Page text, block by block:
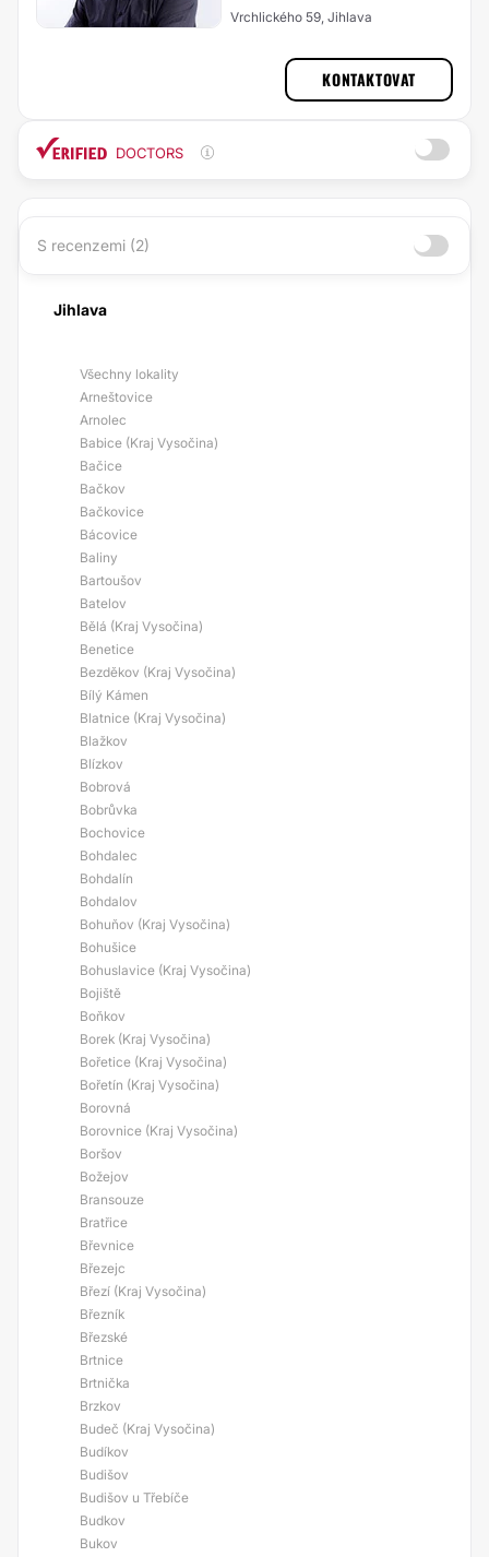
Vrchlického 59, Jihlava
KONTAKTOVAT
DOCTORS
S recenzemi (2)
Jihlava
Všechny lokality
Arneštovice
Arnolec
Babice (Kraj Vysočina)
Bačice
Bačkov
Bačkovice
Bácovice
Baliny
Bartoušov
Batelov
Bělá (Kraj Vysočina)
Benetice
Bezděkov (Kraj Vysočina)
Bílý Kámen
Blatnice (Kraj Vysočina)
Blažkov
Blízkov
Bobrová
Bobrůvka
Bochovice
Bohdalec
Bohdalín
Bohdalov
Bohuňov (Kraj Vysočina)
Bohušice
Bohuslavice (Kraj Vysočina)
Bojiště
Boňkov
Borek (Kraj Vysočina)
Bořetice (Kraj Vysočina)
Bořetín (Kraj Vysočina)
Borovná
Borovnice (Kraj Vysočina)
Boršov
Božejov
Bransouze
Bratřice
Břevnice
Březejc
Březí (Kraj Vysočina)
Březník
Březské
Brtnice
Brtnička
Brzkov
Budeč (Kraj Vysočina)
Budíkov
Budišov
Budišov u Třebíče
Budkov
Bukov